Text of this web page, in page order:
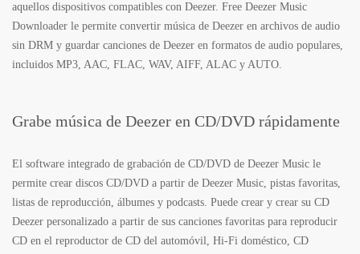
aquellos dispositivos compatibles con Deezer. Free Deezer Music
Downloader le permite convertir música de Deezer en archivos de audio
sin DRM y guardar canciones de Deezer en formatos de audio populares,
incluidos MP3, AAC, FLAC, WAV, AIFF, ALAC y AUTO.
Grabe música de Deezer en CD/DVD rápidamente
El software integrado de grabación de CD/DVD de Deezer Music le
permite crear discos CD/DVD a partir de Deezer Music, pistas favoritas,
listas de reproducción, álbumes y podcasts. Puede crear y crear su CD
Deezer personalizado a partir de sus canciones favoritas para reproducir
CD en el reproductor de CD del automóvil, Hi-Fi doméstico, CD